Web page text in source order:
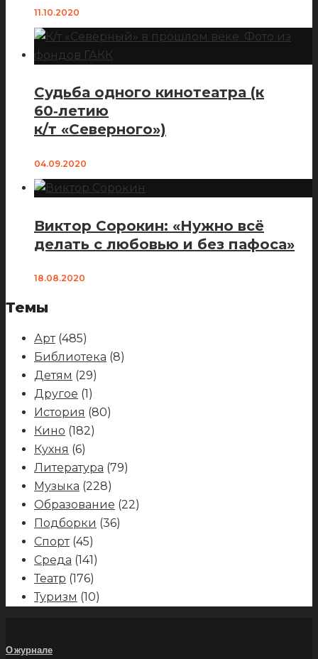
11.10.2020
Судьба одного кинотеатра (к
60‑летию
к/т «Северного»)
04.09.2020
Виктор Сорокин: «Нужно всё
делать с любовью и без пафоса»
18.08.2020
Темы
Арт(485)
Библиотека (8)
Детям (29)
Другое (1)
История (80)
Кино (182)
Кухня (6)
Литература (79)
Музыка (228)
Образование (22)
Подборки (36)
Спорт(45)
Среда (141)
Театр (176)
Туризм (10)
О журнале